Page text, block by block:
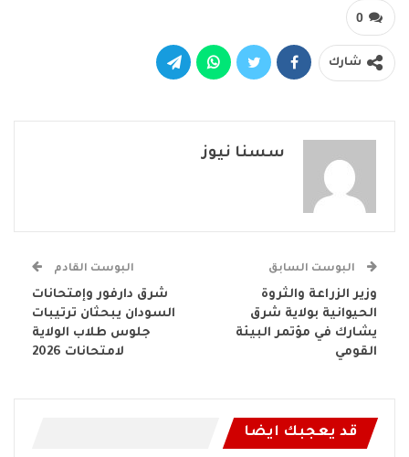
0
شارك
سسنا نيوز
البوست السابق
وزير الزراعة والثروة
الحيوانية بولاية شرق
يشارك في مؤتمر البيئة
القومي
البوست القادم
شرق دارفور وإمتحانات
السودان يبحثان ترتيبات
جلوس طلاب الولاية
لامتحانات 2026
قد يعجبك ايضا